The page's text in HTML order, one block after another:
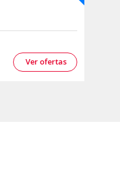
Ver ofertas